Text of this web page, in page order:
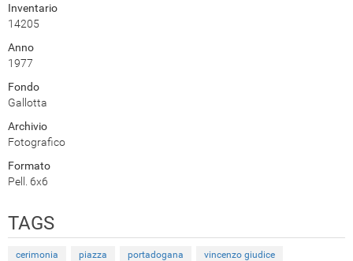
Inventario
14205
Anno
1977
Fondo
Gallotta
Archivio
Fotografico
Formato
Pell. 6x6
TAGS
cerimonia piazza portadogana vincenzo giudice